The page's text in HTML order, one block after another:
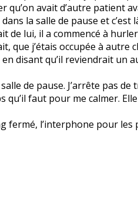
qu’on avait d’autre patient
la salle de pause et c’est
de lui, il a commencé à
que j’étais occupée à
disant qu’il reviendrait
de pause. J’arrête pas
qu’il faut pour me calmer.
fermé, l’interphone pour